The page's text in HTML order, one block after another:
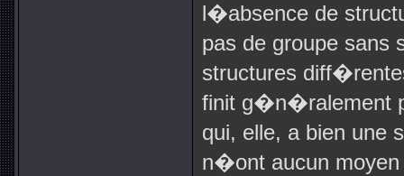
l�absence de
pas de groupe sans
structures
finit g�n�ralement
qui, elle, a bien une
n�ont aucun